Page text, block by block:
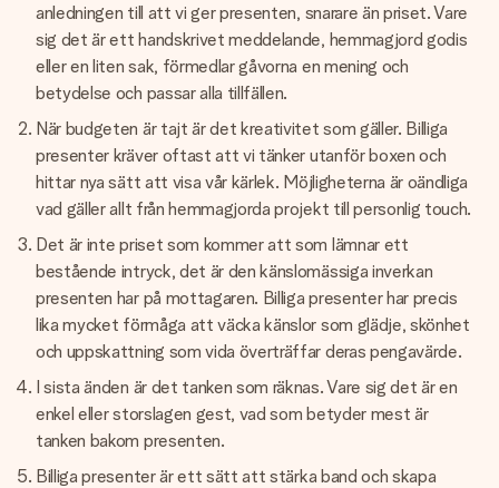
anledningen till att vi ger presenten, snarare än priset. Vare
sig det är ett handskrivet meddelande, hemmagjord godis
eller en liten sak, förmedlar gåvorna en mening och
betydelse och passar alla tillfällen.
När budgeten är tajt är det kreativitet som gäller. Billiga
presenter kräver oftast att vi tänker utanför boxen och
hittar nya sätt att visa vår kärlek. Möjligheterna är oändliga
vad gäller allt från hemmagjorda projekt till personlig touch.
Det är inte priset som kommer att som lämnar ett
bestående intryck, det är den känslomässiga inverkan
presenten har på mottagaren. Billiga presenter har precis
lika mycket förmåga att väcka känslor som glädje, skönhet
och uppskattning som vida överträffar deras pengavärde.
I sista änden är det tanken som räknas. Vare sig det är en
enkel eller storslagen gest, vad som betyder mest är
tanken bakom presenten.
Billiga presenter är ett sätt att stärka band och skapa